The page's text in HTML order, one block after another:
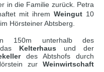
in die Familie zurück. Petra
mit ihrem Weingut 10
Hörsteiner Abtsberg.
150m unterhalb des
das Kelterhaus und der
des Abtshofs durch
zur Weinwirtschaft